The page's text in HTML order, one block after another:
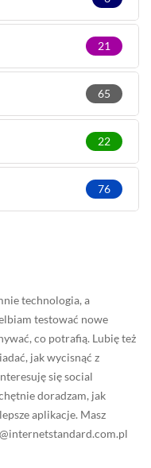
21
65
22
76
technologia, a
testować nowe
co potrafią. Lubię też
jak wycisnąć z
się social
doradzam, jak
aplikacje. Masz